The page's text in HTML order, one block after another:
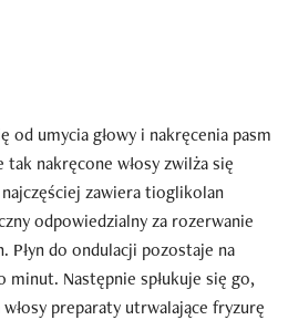
od umycia głowy i nakręcenia pasm
tak nakręcone włosy zwilża się
zawiera tioglikolan
odpowiedzialny za rozerwanie
Płyn do ondulacji pozostaje na
minut. Następnie spłukuje się go,
włosy preparaty utrwalające fryzurę